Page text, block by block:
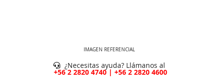
IMAGEN REFERENCIAL
¿Necesitas ayuda? Llámanos al
+56 2 2820 4740 | +56 2 2820 4600